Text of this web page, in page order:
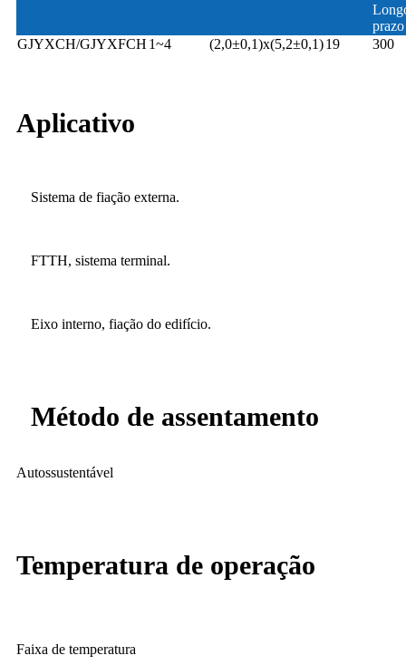
prazo
GJYXCH/GJYXFCH 1~4 (2,0±0,1)x(5,2±0,1)19 300
Aplicativo
Sistema de fiação externa.
FTTH, sistema terminal.
Eixo interno, fiação do edifício.
Método de assentamento
Autossustentável
Temperatura de operação
Faixa de temperatura